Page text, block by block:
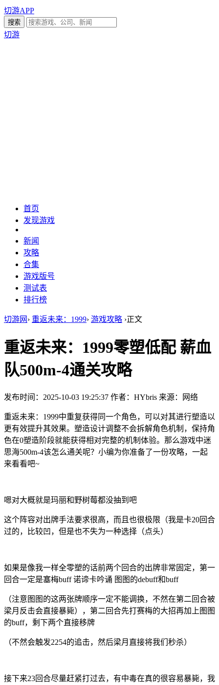
切游APP
切游
首页
发现游戏
新闻
攻略
合集
游戏版号
测试表
排行榜
切游网 › 重返未来：1999› 游戏攻略 ›正文
重返未来：1999零塑低配 薪血
队500m-4通关攻略
发布时间：2025-10-03 19:25:37 作者：HYbris 来源：网络
重返未来：1999中重复获得同一个角色，可以对其进行塑造以
更有效提升其效果。塑造设计调整不会拆解角色机制，保持角
色在0塑造阶段就能获得相对完整的机制体验。那么游戏中迷
思海500m-4该怎么通关呢？小编为你准备了一份攻略，一起
来看看吧~
嗯对大概就是玛丽和野树莓都没抽到吧
这个阵容对出牌手法要求很高，而且也很极限（我是卡20回合
过的，比较凹，但是也不失为一种选择（点头）
如果是像我一样全零塑的话前两个回合的出牌非常固定，第一
回合一定是塞梅buff 诺谛卡吟诵 图图的debuff和buff
（注意图图的这两张牌顺序一定不能调换，不然在第二回合被
梁月反击会直接暴毙），第二回合先打赛梅的大招再加上图图
的buff，剩下两个直接移牌
（不然会触发2254的追击，然后梁月直接将我们秒杀）
接下来23回合尽量赶紧打过去，有中毒在真的很容易暴毙，我